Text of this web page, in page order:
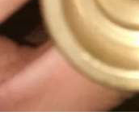
PRIVACY
POLICY